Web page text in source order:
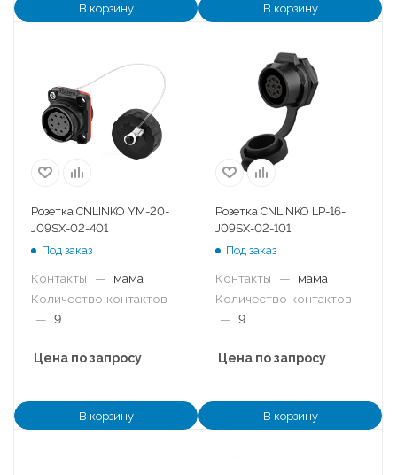
В корзину В корзину
Розетка CNLINKO YM-20-
J09SX-02-401
Под заказ
Контакты —
мама
Количество контактов
— 9
Цена по запросу
В корзину
Розетка CNLINKO LP-16-
J09SX-02-101
Под заказ
Контакты —
мама
Количество контактов
— 9
Цена по запросу
В корзину